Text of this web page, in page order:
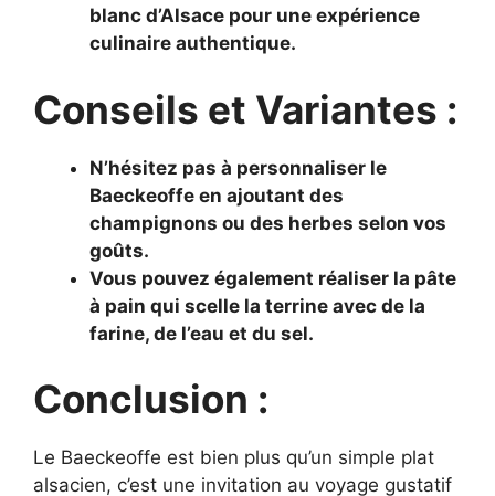
blanc d’Alsace pour une expérience
culinaire authentique.
Conseils et Variantes :
N’hésitez pas à personnaliser le
Baeckeoffe en ajoutant des
champignons ou des herbes selon vos
goûts.
Vous pouvez également réaliser la pâte
à pain qui scelle la terrine avec de la
farine, de l’eau et du sel.
Conclusion :
Le Baeckeoffe est bien plus qu’un simple plat
alsacien, c’est une invitation au voyage gustatif